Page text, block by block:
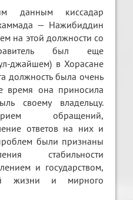
данным киссадар
— Нажибиддин
на этой должности со
был еще
джайшем) в Хорасане
должность была очень
время она приносила
своему владельцу.
обращений,
ответов на них и
были признаны
стабильности
и государством,
жизни и мирного